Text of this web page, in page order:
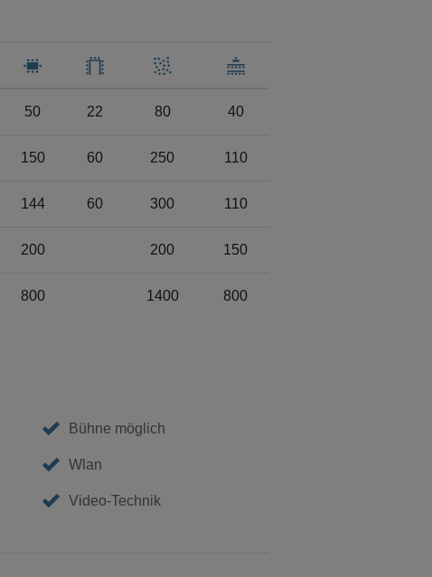
50 22 80 40
150 60 250 110
144 60 300 110
200 200 150
800 1400 800
Bühne möglich
Wlan
Video-Technik